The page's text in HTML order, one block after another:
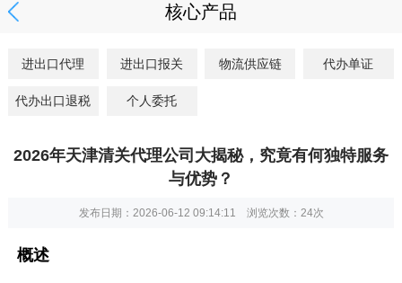
核心产品
进出口代理 进出口报关 物流供应链 代办单证
代办出口退税 个人委托
2026年天津清关代理公司大揭秘，究竟有何独特服务
与优势？
发布日期：2026-06-12 09:14:11 浏览次数： 24次
概述